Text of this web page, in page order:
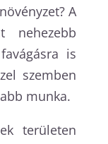
A
nehezebb
is
szemben
munka.
területen